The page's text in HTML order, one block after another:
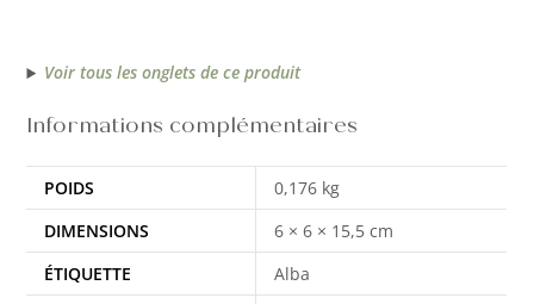
Voir tous les onglets de ce produit
Informations complémentaires
POIDS
0,176 kg
DIMENSIONS
6 × 6 × 15,5 cm
ÉTIQUETTE
Alba